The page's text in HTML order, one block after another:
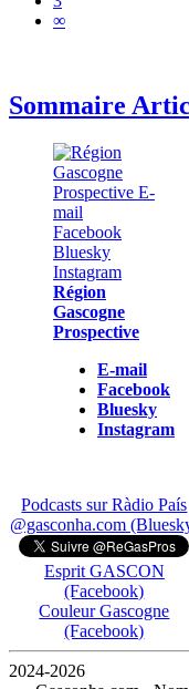
∞
Sommaire
Région
Gascogne
Prospective
E-mail
Facebook
Bluesky
Instagram
Podcasts sur Ràdio País
@gasconha.com
Esprit GASCON
(Facebook)
Couleur Gascogne
(Facebook)
2024-2026